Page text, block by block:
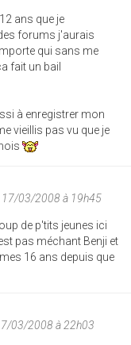
ans que je
forums j'aurais
qui sans me
fait un bail
à enregistrer mon
vieillis pas vu que je
17/03/2008 à 19h45
de p'tits jeunes ici
pas méchant Benji et
16 ans depuis que
03/2008 à 22h03